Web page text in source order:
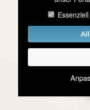
Essenziell